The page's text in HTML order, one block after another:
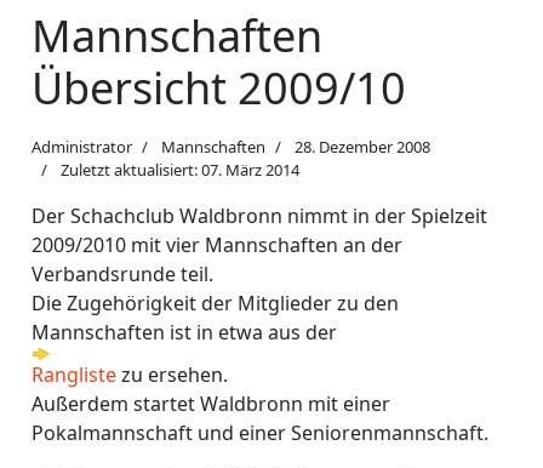
Mannschaften
Übersicht 2009/10
Administrator Mannschaften
28. Dezember 2008
Zuletzt aktualisiert: 07. März 2014
Der Schachclub Waldbronn nimmt in der Spielzeit
2009/2010 mit vier Mannschaften an der
Verbandsrunde teil.
Die Zugehörigkeit der Mitglieder zu den
Mannschaften ist in etwa aus der
Ranglistezu ersehen.
Außerdem startet Waldbronn mit einer
Pokalmannschaft und einer Seniorenmannschaft.